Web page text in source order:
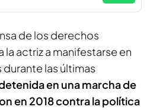
de los derechos
la actriz a manifestarse en
las últimas
en una marcha de
en 2018contra la política